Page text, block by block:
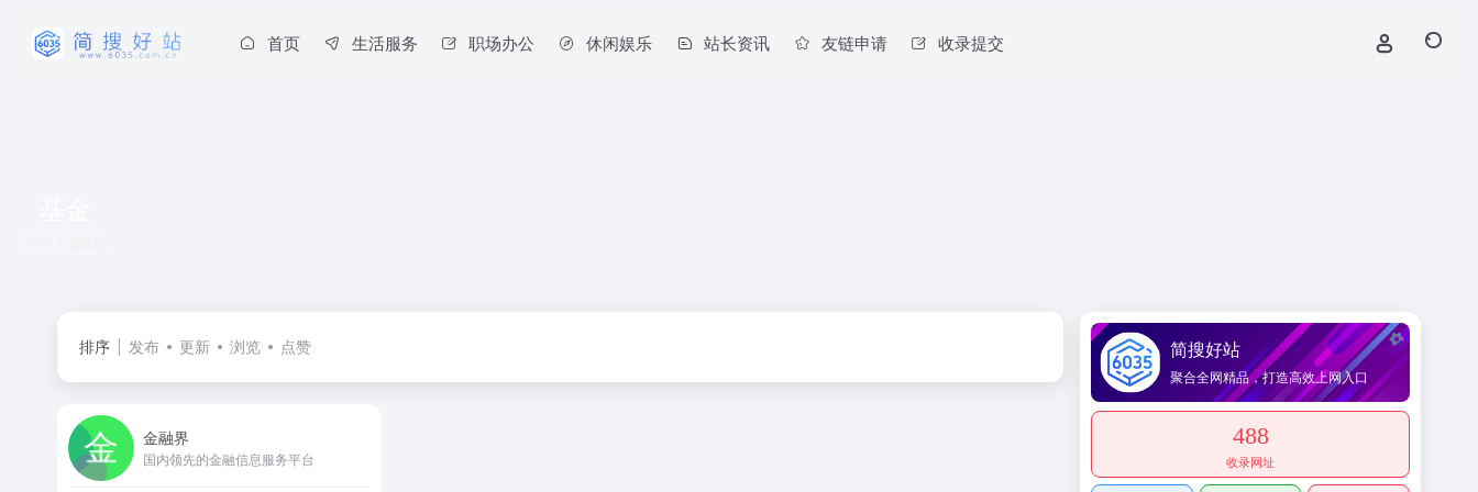
首页 生活服务 职场办公 休闲娱乐 站长资讯 友链申请 收录提交
排序 发布 更新 浏览 点赞
金融界
国内领先的金融信息服务平台
简搜好站
聚合全网精品，打造高效上网入口
488
收录网址